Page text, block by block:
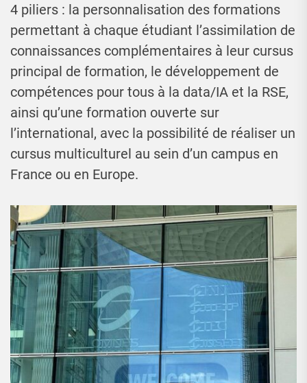
4 piliers : la personnalisation des formations
permettant à chaque étudiant l’assimilation de
connaissances complémentaires à leur cursus
principal de formation, le développement de
compétences pour tous à la data/IA et la RSE,
ainsi qu’une formation ouverte sur
l’international, avec la possibilité de réaliser un
cursus multiculturel au sein d’un campus en
France ou en Europe.